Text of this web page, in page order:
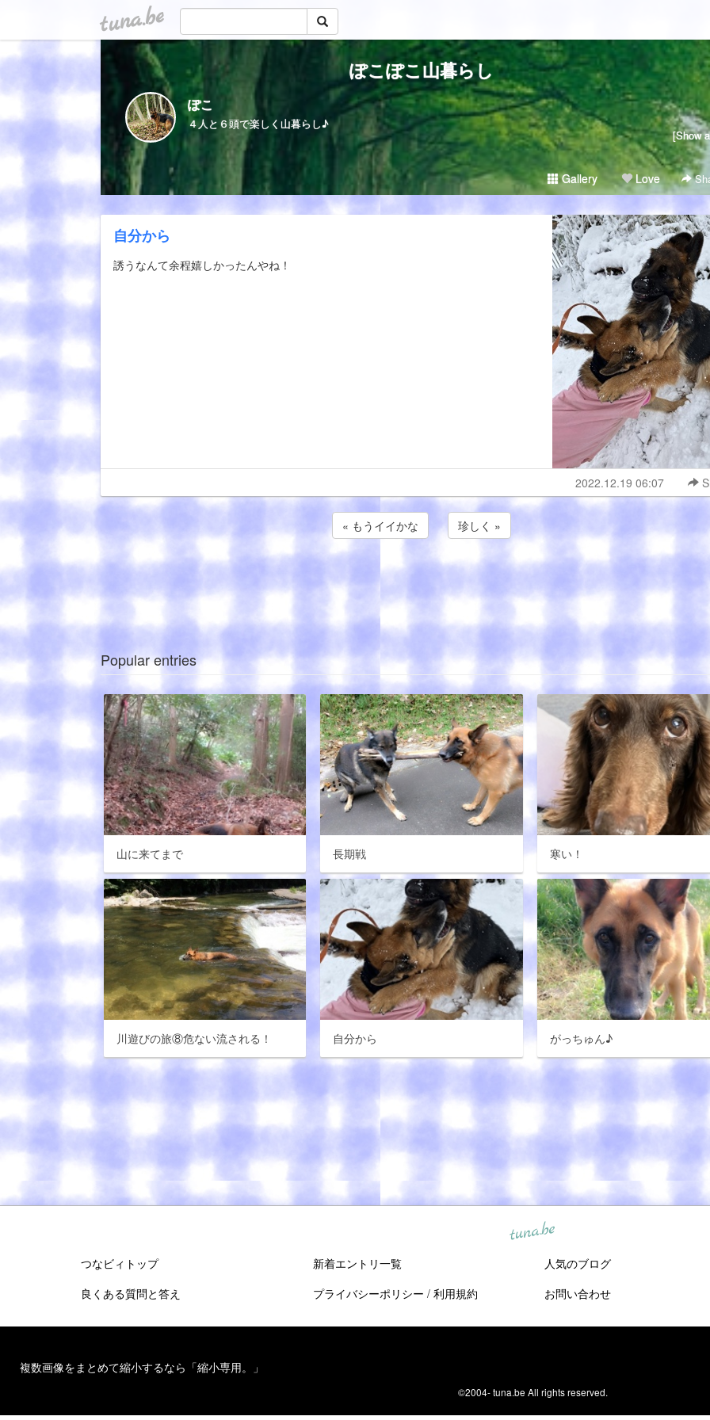
tuna.be
ぽこぽこ山暮らし
ぽこ
４人と６頭で楽しく山暮らし♪
[Show
Gallery Love
自分から
誘うなんて余程嬉しかったんやね！
2022.12.19 06:07
« もうイイかな 珍しく »
Popular entries
山に来てまで 長期戦 寒い！
川遊びの旅⑧危ない流される！ 自分から がっちゅん♪
tuna.be
つなビィトップ 新着エントリ一覧
人気のブログ
良くある質問と答え
プライバシーポリシー / 利用規約 お問い合わせ
複数画像をまとめて縮小するなら「縮小専用。」
©2004-tuna.be All rights reserved.